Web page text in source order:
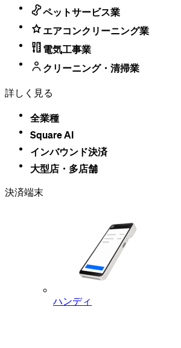
ペットサービス業
エアコンクリーニング業
電気工事業
クリーニング・清掃業
詳しく見る
全業種
Square AI
インバウンド決済
大型店・​多店舗
決済端末
ハンディ